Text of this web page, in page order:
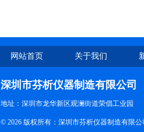
网站首页 关于我们
深圳市芬析仪器制造有限公司
地址：深圳市龙华新区观澜街道荣倡工业园
© 2026 版权所有：深圳市芬析仪器制造有限公